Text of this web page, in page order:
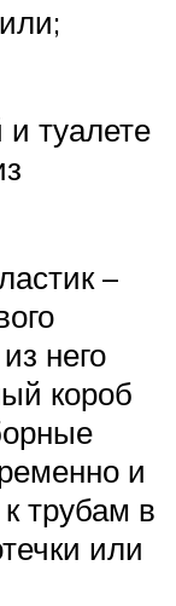
туалете
–
него
короб
и
трубам в
или